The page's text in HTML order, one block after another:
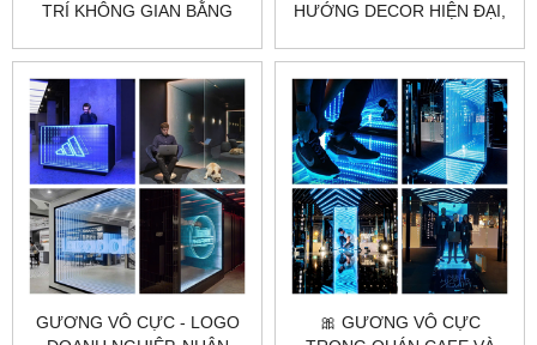
TRÍ KHÔNG GIAN BẰNG
HƯỚNG DECOR HIỆN ĐẠI,
GƯƠNG VÔ CỰC - LOGO
🎀 GƯƠNG VÔ CỰC